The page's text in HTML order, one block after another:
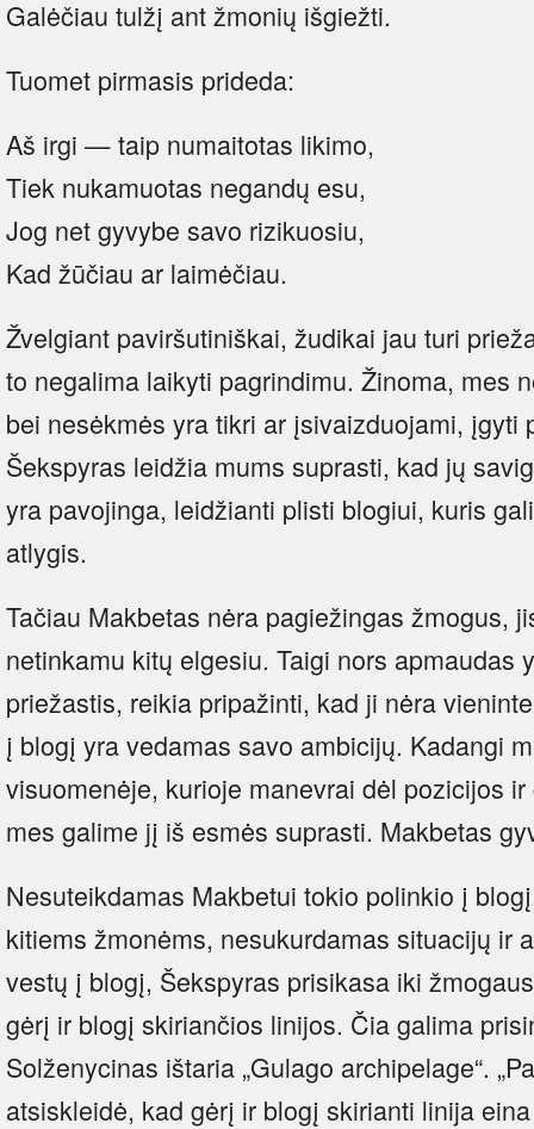
Galėčiau tulžį ant žmonių išgiežti.
Tuomet pirmasis prideda:
Aš irgi — taip numaitotas likimo,
Tiek nukamuotas negandų esu,
Jog net gyvybe savo rizikuosiu,
Kad žūčiau ar laimėčiau.
Žvelgiant paviršutiniškai, žudikai jau turi
to negalima laikyti pagrindimu. Žinoma, mes
bei nesėkmės yra tikri ar įsivaizduojami, įgyti
Šekspyras leidžia mums suprasti, kad jų
yra pavojinga, leidžianti plisti blogiui, kuris
atlygis.
Tačiau Makbetas nėra pagiežingas žmogus,
netinkamu kitų elgesiu. Taigi nors apmaudas
priežastis, reikia pripažinti, kad ji nėra
į blogį yra vedamas savo ambicijų. Kadangi
visuomenėje, kurioje manevrai dėl pozicijos
mes galime jį iš esmės suprasti. Makbetas
Nesuteikdamas Makbetui tokio polinkio į
kitiems žmonėms, nesukurdamas situacijų ir
vestų į blogį, Šekspyras prisikasa iki
gėrį ir blogį skiriančios linijos. Čia galima
Solženycinas ištaria „Gulago archipelage“.
atsiskleidė, kad gėrį ir blogį skirianti linija